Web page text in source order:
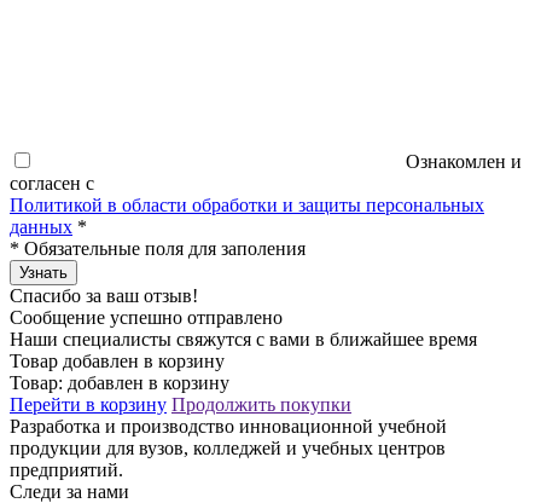
Ознакомлен и
согласен с
Политикой в области обработки и защиты персональных
данных *
* Обязательные поля для заполения
Узнать
Спасибо за ваш отзыв!
Сообщение успешно отправлено
Наши специалисты свяжутся с вами в ближайшее время
Товар добавлен в корзину
Товар: добавлен в корзину
Перейти в корзину Продолжить покупки
Разработка и производство инновационной учебной
продукции для вузов, колледжей и учебных центров
предприятий.
Следи за нами